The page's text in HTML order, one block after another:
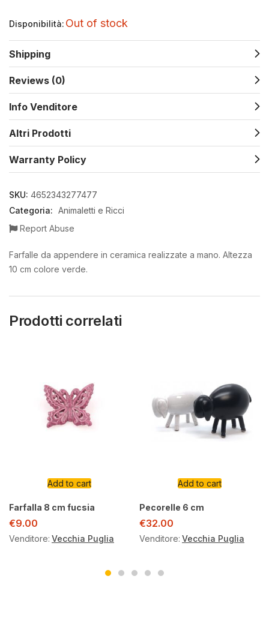
Disponibilità: Out of stock
Shipping
Reviews (0)
Info Venditore
Altri Prodotti
Warranty Policy
SKU: 4652343277477
Categoria: Animaletti e Ricci
Report Abuse
Farfalle da appendere in ceramica realizzate a mano. Altezza
10 cm colore verde.
Prodotti correlati
Add to cart
Farfalla 8 cm fucsia
€9.00
Venditore: Vecchia Puglia
Add to cart
Pecorelle 6 cm
€32.00
Venditore: Vecchia Puglia